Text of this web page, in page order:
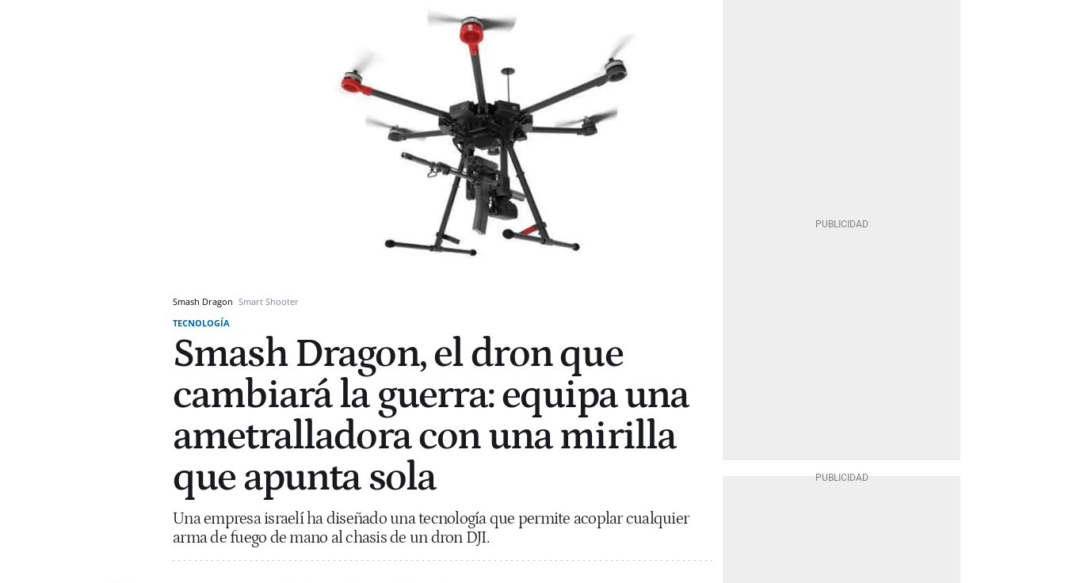
Smash Dragon Smart Shooter
TECNOLOGÍA
Smash Dragon, el dron que
cambiará la guerra: equipa una
ametralladora con una mirilla
que apunta sola
Una empresa israelí ha diseñado una tecnología que permite acoplar cualquier
arma de fuego de mano al chasis de un dron DJI.